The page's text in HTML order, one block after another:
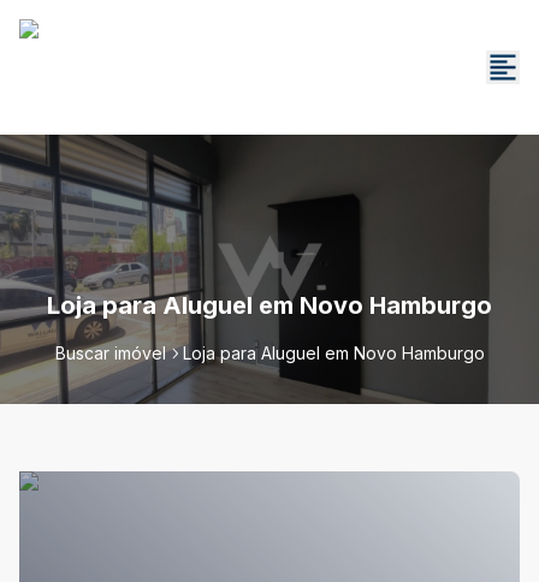
Loja para Aluguel em Novo Hamburgo
Buscar imóvel Loja para Aluguel em Novo Hamburgo